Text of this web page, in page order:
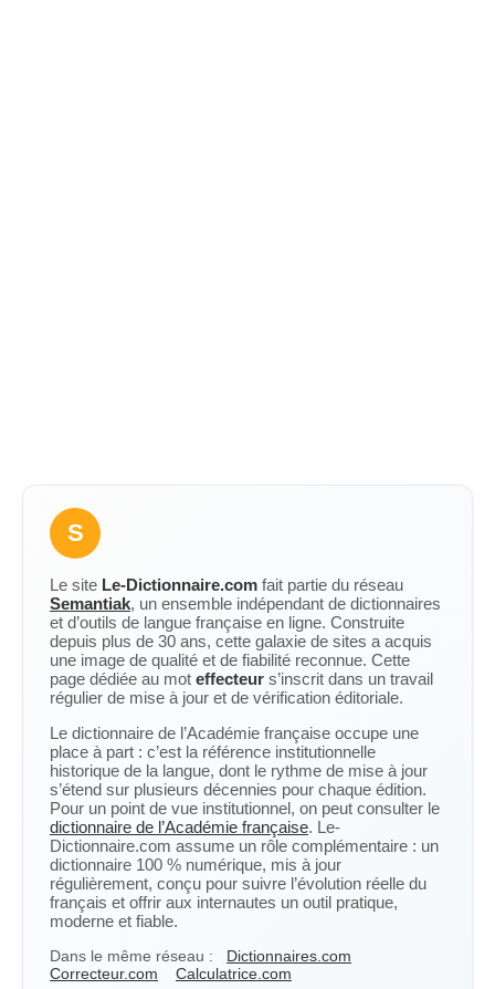
S
Le site Le-Dictionnaire.com fait partie du réseau
Semantiak, un ensemble indépendant de dictionnaires
et d’outils de langue française en ligne. Construite
depuis plus de 30 ans, cette galaxie de sites a acquis
une image de qualité et de fiabilité reconnue. Cette
page dédiée au mot effecteur s’inscrit dans un travail
régulier de mise à jour et de vérification éditoriale.
Le dictionnaire de l’Académie française occupe une
place à part : c’est la référence institutionnelle
historique de la langue, dont le rythme de mise à jour
s’étend sur plusieurs décennies pour chaque édition.
Pour un point de vue institutionnel, on peut consulter le
dictionnaire de l’Académie française. Le-
Dictionnaire.com assume un rôle complémentaire : un
dictionnaire 100 % numérique, mis à jour
régulièrement, conçu pour suivre l’évolution réelle du
français et offrir aux internautes un outil pratique,
moderne et fiable.
Dans le même réseau :
Dictionnaires.com
Correcteur.com
Calculatrice.com